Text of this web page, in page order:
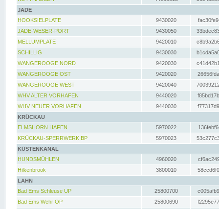
JADE
HOOKSIELPLATE
9430020
JADE-WESER-PORT
9430050
MELLUMPLATE
9420010
SCHILLIG
9430030
WANGEROOGE NORD
9420030
WANGEROOGE OST
9420020
WANGEROOGE WEST
9420040
WHV ALTER VORHAFEN
9440020
WHV NEUER VORHAFEN
9440030
KRÜCKAU
ELMSHORN HAFEN
5970022
KRÜCKAU-SPERRWERK BP
5970023
KÜSTENKANAL
HUNDSMÜHLEN
4960020
Hilkenbrook
3800010
LAHN
Bad Ems Schleuse UP
25800700
Bad Ems Wehr OP
25800690